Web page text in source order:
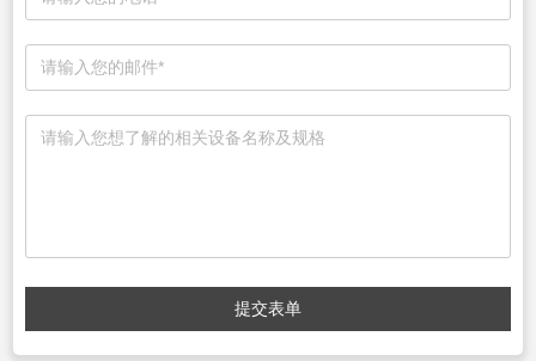
提交表单